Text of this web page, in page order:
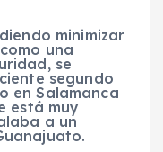
minimizar
una
se
segundo
en Salamanca
está muy
a un